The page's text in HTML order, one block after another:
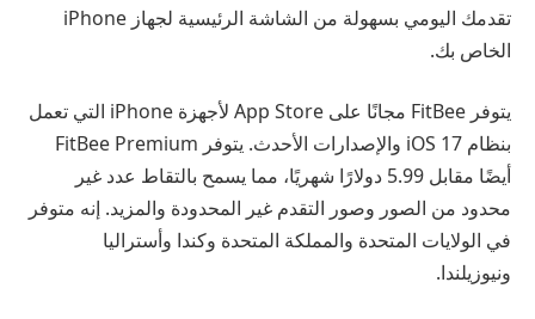
تقدمك اليومي بسهولة من الشاشة الرئيسية لجهاز iPhone
الخاص بك.
يتوفر FitBee مجانًا على App Store لأجهزة iPhone التي تعمل
بنظام iOS 17 والإصدارات الأحدث. يتوفر FitBee Premium
أيضًا مقابل 5.99 دولارًا شهريًا، مما يسمح بالتقاط عدد غير
محدود من الصور وصور التقدم غير المحدودة والمزيد. إنه متوفر
في الولايات المتحدة والمملكة المتحدة وكندا وأستراليا
ونيوزيلندا.